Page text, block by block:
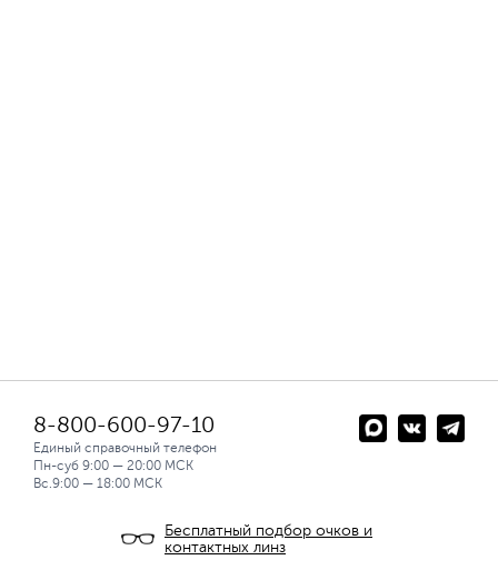
8-800-600-97-10
Единый справочный телефон
Пн-суб 9:00 — 20:00 МСК
Вс.9:00 — 18:00 МСК
Бесплатный подбор очков и
контактных линз